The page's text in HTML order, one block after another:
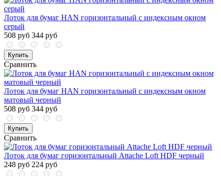
Лоток для бумаг HAN горизонтальный с индексным окном
серый
508 руб 344 руб
Купить
Сравнить
Лоток для бумаг HAN горизонтальный с индексным окном
матовый черный
508 руб 344 руб
Купить
Сравнить
Лоток для бумаг горизонтальный Attache Loft HDF черный
248 руб 224 руб